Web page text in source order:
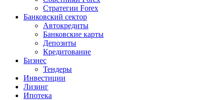
Стратегии Forex
Банковский сектор
Автокредиты
Банковские карты
Депозиты
Кредитование
Бизнес
Тендеры
Инвестиции
Лизинг
Ипотека